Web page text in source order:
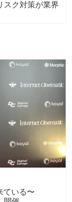
スク対策が業界
ている〜